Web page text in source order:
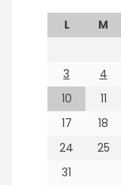
L M
3
4
10
11
17
18
24
25
31